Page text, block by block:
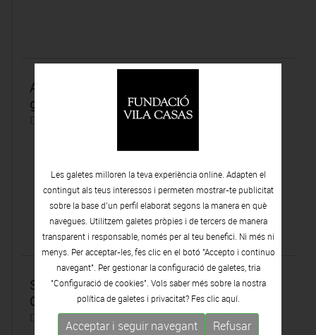
Antoni Forcada inaugura una instal·lació de
gran format al Museu Can Mario
Dimarts 03 | Febrer | 2026
SÍLVIA GUBERN. ALQUIMISMO POÉTICO Y
CONCEPTUAL
Dimarts 03 | Febrer | 2026
Les galetes milloren la teva experiència online. Adapten el
contingut als teus interessos i permeten mostrar-te publicitat
sobre la base d’un perfil elaborat segons la manera en què
navegues. Utilitzem galetes pròpies i de tercers de manera
transparent i responsable, només per al teu benefici. Ni més ni
menys. Per acceptar-les, fes clic en el botó "Accepto i continuo
navegant". Per gestionar la configuració de galetes, tria
"Configuració de cookies". Vols saber més sobre la nostra
política de galetes i privacitat? Fes clicaquí.
Acceptar i seguir navegant
Refusar